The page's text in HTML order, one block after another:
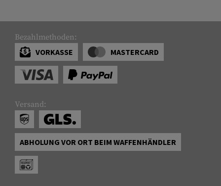
Bezahlmethoden:
VORKASSE
MASTERCARD
Versand:
ABHOLUNG VOR ORT BEIM WAFFENHÄNDLER